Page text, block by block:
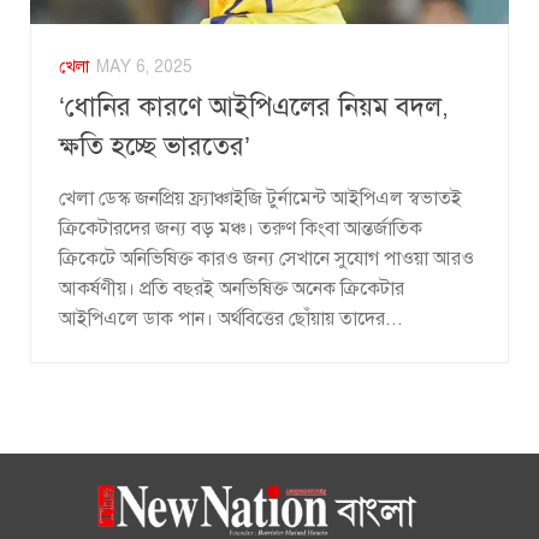
খেলা MAY 6, 2025
‘ধোনির কারণে আইপিএলের নিয়ম বদল,
ক্ষতি হচ্ছে ভারতের’
খেলা ডেস্ক জনপ্রিয় ফ্র্যাঞ্চাইজি টুর্নামেন্ট আইপিএল স্বভাতই
ক্রিকেটারদের জন্য বড় মঞ্চ। তরুণ কিংবা আন্তর্জাতিক
ক্রিকেটে অনিভিষিক্ত কারও জন্য সেখানে সুযোগ পাওয়া আরও
আকর্ষণীয়। প্রতি বছরই অনভিষিক্ত অনেক ক্রিকেটার
আইপিএলে ডাক পান। অর্থবিত্তের ছোঁয়ায় তাদের...